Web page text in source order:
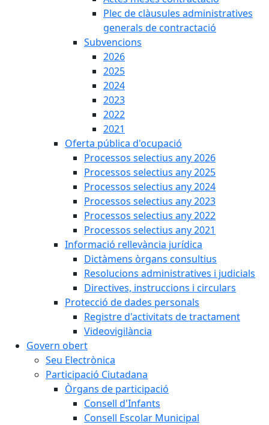
Plec de clàusules administratives
generals de contractació
Subvencions
2026
2025
2024
2023
2022
2021
Oferta pública d'ocupació
Processos selectius any 2026
Processos selectius any 2025
Processos selectius any 2024
Processos selectius any 2023
Processos selectius any 2022
Processos selectius any 2021
Informació rellevància jurídica
Dictàmens òrgans consultius
Resolucions administratives i judicials
Directives, instruccions i circulars
Protecció de dades personals
Registre d'activitats de tractament
Videovigilància
Govern obert
Seu Electrònica
Participació Ciutadana
Òrgans de participació
Consell d'Infants
Consell Escolar Municipal